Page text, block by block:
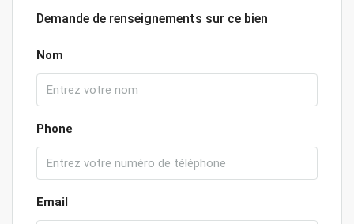
Demande de renseignements sur ce bien
Nom
Phone
Email